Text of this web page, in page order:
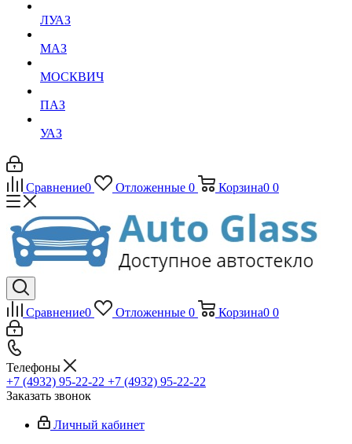
ЛУАЗ
МАЗ
МОСКВИЧ
ПАЗ
УАЗ
Сравнение0 Отложенные 0 Корзина0 0
Сравнение0 Отложенные 0 Корзина0 0
Телефоны
+7 (4932) 95-22-22 +7 (4932) 95-22-22
Заказать звонок
Личный кабинет